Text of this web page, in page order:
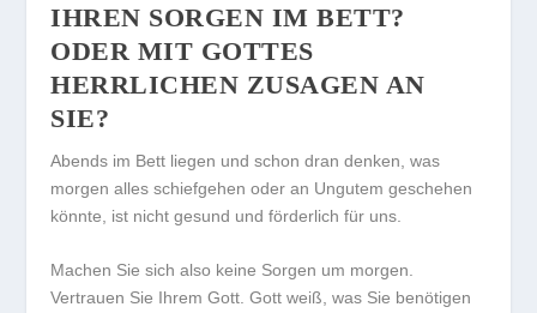
IHREN SORGEN IM BETT?
ODER MIT GOTTES
HERRLICHEN ZUSAGEN AN
SIE?
Abends im Bett liegen und schon dran denken, was
morgen alles schiefgehen oder an Ungutem geschehen
könnte, ist nicht gesund und förderlich für uns.
Machen Sie sich also keine Sorgen um morgen.
Vertrauen Sie Ihrem Gott. Gott weiß, was Sie benötigen